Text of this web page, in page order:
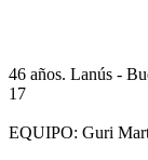
46 años. Lanús -
17
EQUIPO: Guri